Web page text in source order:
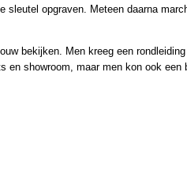
opgraven. Meteen daarna
bekijken. Men kreeg een
showroom, maar men kon ook